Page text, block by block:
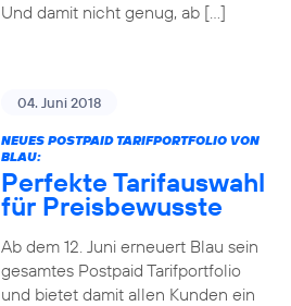
Und damit nicht genug, ab […]
04. Juni 2018
NEUES POSTPAID TARIFPORTFOLIO VON
BLAU:
Perfekte Tarifauswahl
für Preisbewusste
Ab dem 12. Juni erneuert Blau sein
gesamtes Postpaid Tarifportfolio
und bietet damit allen Kunden ein